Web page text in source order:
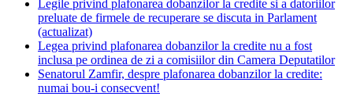
Legile privind plafonarea dobanzilor la credite si a datoriilor
preluate de firmele de recuperare se discuta in Parlament
(actualizat)
Legea privind plafonarea dobanzilor la credite nu a fost
inclusa pe ordinea de zi a comisiilor din Camera Deputatilor
Senatorul Zamfir, despre plafonarea dobanzilor la credite:
numai bou-i consecvent!